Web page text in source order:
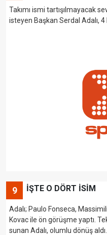
Takımı ismi tartışılmayacak
isteyen Başkan Serdal Adalı,
9 İŞTE O DÖRT İSİM
Adalı; Paulo Fonseca,
Kovac ile ön görüşme yaptı.
sunan Adalı, olumlu dönüş aldı.